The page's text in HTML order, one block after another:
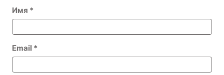
Имя *
Email *